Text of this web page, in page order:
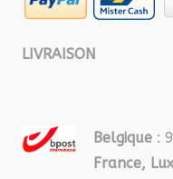
LIVRAISON
Belgique :
France,